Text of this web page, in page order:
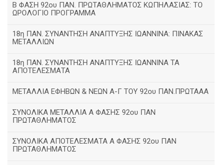
Β ΦΑΣΗ 92ου ΠΑΝ. ΠΡΩΤΑΘΛΗΜΑΤΟΣ ΚΩΠΗΛΑΣΙΑΣ: ΤΟ
ΩΡΟΛΟΓΙΟ ΠΡΟΓΡΑΜΜΑ
18η ΠΑΝ. ΣΥΝΑΝΤΗΣΗ ΑΝΑΠΤΥΞΗΣ ΙΩΑΝΝΙΝΑ: ΠΙΝΑΚΑΣ
ΜΕΤΑΛΛΙΩΝ
18η ΠΑΝ. ΣΥΝΑΝΤΗΣΗ ΑΝΑΠΤΥΞΗΣ ΙΩΑΝΝΙΝΑ ΤΑ
ΑΠΟΤΕΛΕΣΜΑΤΑ
ΜΕΤΑΛΛΙΑ ΕΦΗΒΩΝ & ΝΕΩΝ Α-Γ ΤΟΥ 92ου ΠΑΝ.ΠΡΩΤΑΑΑ
ΣΥΝΟΛΙΚΑ ΜΕΤΑΛΛΙΑ Α ΦΑΣΗΣ 92ου ΠΑΝ
ΠΡΩΤΑΘΛΗΜΑΤΟΣ
ΣΥΝΟΛΙΚΑ ΑΠΟΤΕΛΕΣΜΑΤΑ Α ΦΑΣΗΣ 92ου ΠΑΝ
ΠΡΩΤΑΘΛΗΜΑΤΟΣ